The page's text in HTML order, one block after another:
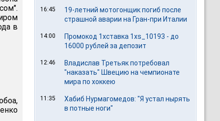
в
16:45
19-летний мотогонщик погиб после
страшной аварии на Гран-при Италии
14:00
Промокод 1хставка 1xs_10193 - до
16000 рублей за депозит
12:46
Владислав Третьяк потребовал
"наказать" Швецию на чемпионате
мира по хоккею
11:35
Хабиб Нурмагомедов: "Я устал нырять
в потные ноги"